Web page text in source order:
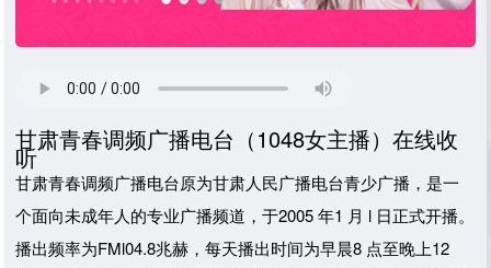
甘肃青春调频广播电台（1048女主播）在线收
听
甘肃青春调频广播电台原为甘肃人民广播电台青少广播，是一
个面向未成年人的专业广播频道，于2005 年1 月 l 日正式开播。
播出频率为FMl04.8兆赫，每天播出时间为早晨8 点至晚上12